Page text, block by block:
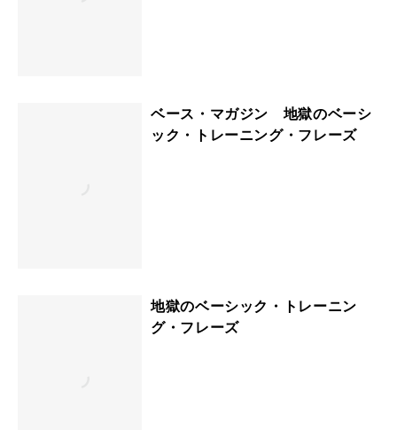
ベース・マガジン 地獄のベーシ
ック・トレーニング・フレーズ
地獄のベーシック・トレーニン
グ・フレーズ